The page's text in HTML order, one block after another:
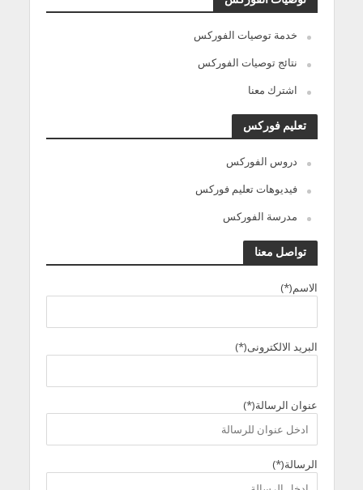
خدمة توصيات الفوركس
نتائج توصيات الفوركس
اشترك معنا
تعليم فوركس
دروس الفوركس
فيديوهات تعليم فوركس
مدرسة الفوركس
تواصل معنا
الاسم(*)
البريد الالكترونى(*)
عنوان الرسالة(*)
الرسالة(*)